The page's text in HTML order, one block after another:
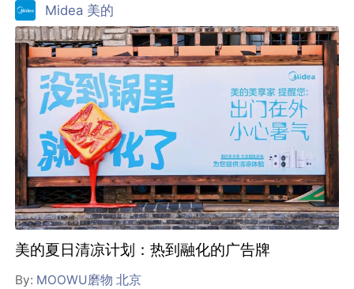
Midea 美的
美的夏日清凉计划：热到融化的广告牌
By: MOOWU磨物 北京